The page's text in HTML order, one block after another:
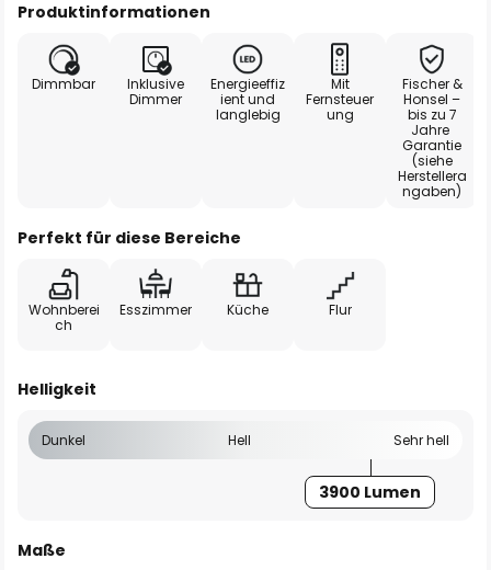
Produktinformationen
Dimmbar
Inklusive
Dimmer
Energieeffiz
ient und
langlebig
Mit
Fernsteuer
ung
Fischer &
Honsel –
bis zu 7
Jahre
Garantie
(siehe
Herstellera
ngaben)
Perfekt für diese Bereiche
Wohnberei
ch
Esszimmer Küche Flur
Helligkeit
Dunkel Hell Sehr hell
3900 Lumen
Maße